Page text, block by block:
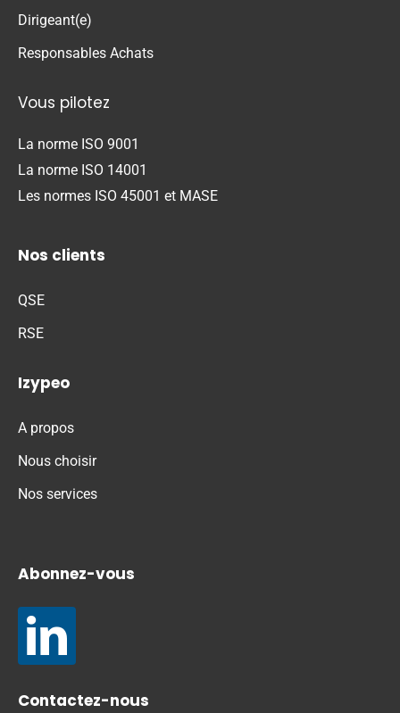
Dirigeant(e)
Responsables Achats
Vous pilotez
La norme ISO 9001
La norme ISO 14001
Les normes ISO 45001 et MASE
Nos clients
QSE
RSE
Izypeo
A propos
Nous choisir
Nos services
Abonnez-vous
Contactez-nous